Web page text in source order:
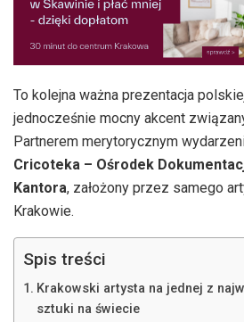
To kolejna ważna prezentacja
jednocześnie mocny akcent
Partnerem merytorycznym
Cricoteka – Ośrodek
Kantora, założony przez samego
Krakowie.
Spis treści
Krakowski artysta na jednej z
sztuki na świecie